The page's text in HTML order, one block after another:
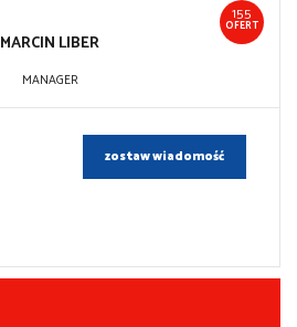
155
OFERT
MARCIN LIBER
MANAGER
zostaw wiadomość